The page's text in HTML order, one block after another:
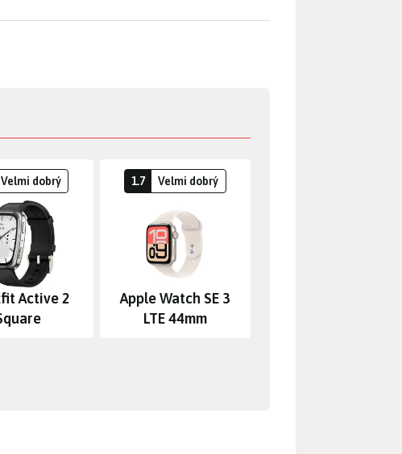
Velmi dobrý
Active 2
1.7 Velmi dobrý
Apple Watch SE 3
LTE 44mm